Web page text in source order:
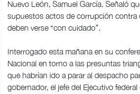
Nuevo León, Samuel García. Señaló
supuestos actos de corrupción contra
deben verse “con cuidado”.
Interrogado esta mañana en su
Nacional en torno a las presuntas
que habrían ido a parar al despacho
gobernador, el jefe del Ejecutivo